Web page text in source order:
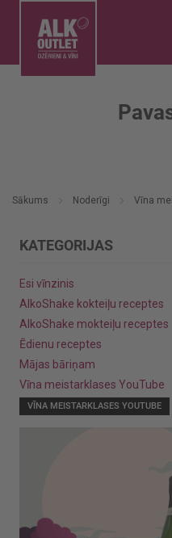
Sākums Noderīgi Vīna
KATEGORIJAS
Esi vīnzinis
AlkoShake kokteiļu receptes
AlkoShake mokteiļu receptes
Ēdienu receptes
Mājas bāriņam
Vīna meistarklases YouTube
VĪNA MEISTARKLASES YOUTUBE